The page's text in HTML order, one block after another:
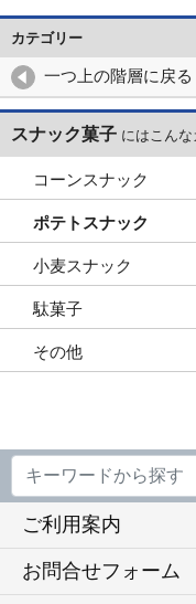
カテゴリー
一つ上の階層に戻る
スナック菓子 にはこん
コーンスナック
ポテトスナック
小麦スナック
駄菓子
その他
ご利用案内
お問合せフォーム